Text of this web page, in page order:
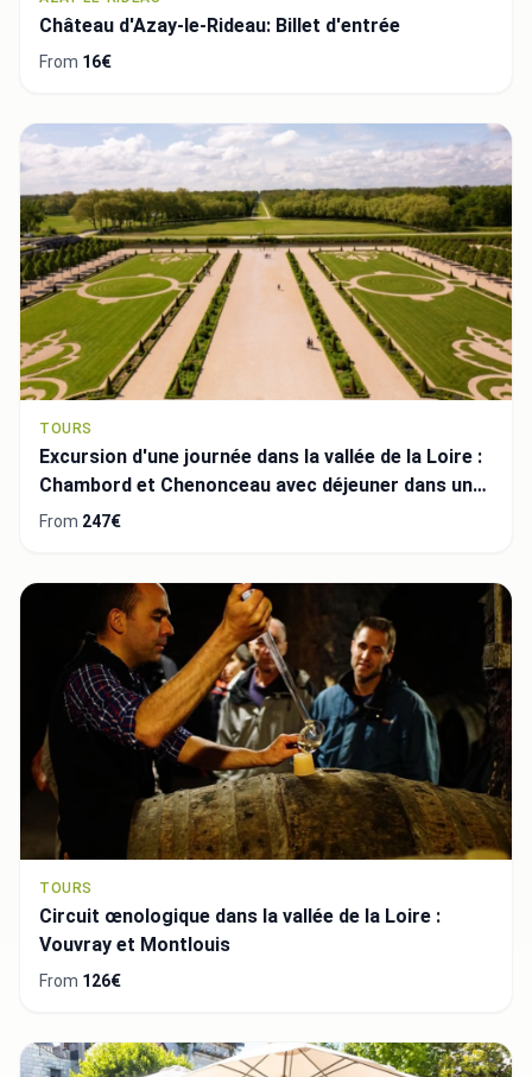
Château d'Azay-le-Rideau: Billet d'entrée
From 16€
TOURS
Excursion d'une journée dans la vallée de la Loire :
Chambord et Chenonceau avec déjeuner dans un
château privé
From 247€
TOURS
Circuit œnologique dans la vallée de la Loire :
Vouvray et Montlouis
From 126€